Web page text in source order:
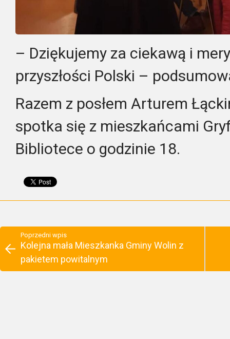
– Dziękujemy za ciekawą i
przyszłości Polski –
Razem z posłem Arturem
spotka się z mieszkańcami
Bibliotece o godzinie 18.
Poprzedni wpis
Kolejna mała Mieszkanka Gminy Wolin z
pakietem powitalnym